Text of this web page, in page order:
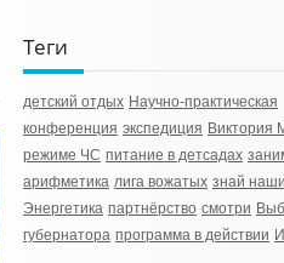
Теги
детский отдых Научно-практическая
конференция экспедиция Виктория
режиме ЧС питание в детсадах
арифметика лига вожатых знай
Энергетика партнёрство смотри
губернатора программа в действии